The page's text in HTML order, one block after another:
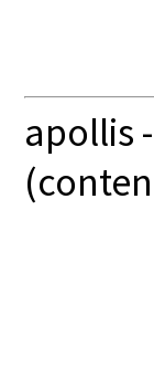
apollis